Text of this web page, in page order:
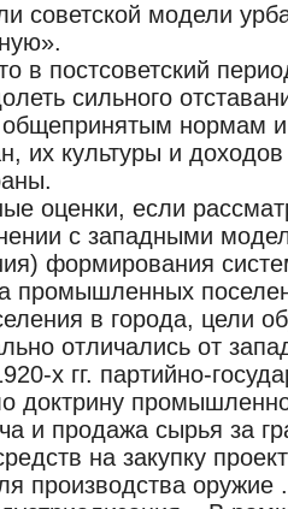
советской модели
в постсоветский
сильного
нормам и
их культуры и
оценки, если
с западными
формирования
промышленных
в города, цели
отличались от
х гг. партийно-
доктрину
и продажа сырья за
на закупку
производства оружие